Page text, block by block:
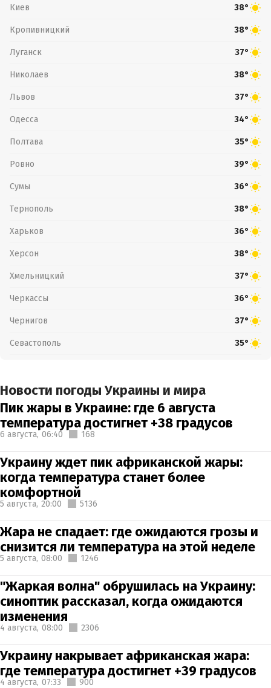
Киев 38°
Кропивницкий 38°
Луганск 37°
Николаев 38°
Львов 37°
Одесса 34°
Полтава 35°
Ровно 39°
Сумы 36°
Тернополь 38°
Харьков 36°
Херсон 38°
Хмельницкий 37°
Черкассы 36°
Чернигов 37°
Севастополь 35°
Новости погоды Украины и мира
Пик жары в Украине: где 6 августа
температура достигнет +38 градусов
6 августа, 06:40 168
Украину ждет пик африканской жары:
когда температура станет более
комфортной
5 августа, 20:00 5136
Жара не спадает: где ожидаются грозы и
снизится ли температура на этой неделе
5 августа, 08:00 1246
"Жаркая волна" обрушилась на Украину:
синоптик рассказал, когда ожидаются
изменения
4 августа, 08:00 2306
Украину накрывает африканская жара:
где температура достигнет +39 градусов
4 августа, 07:33 900